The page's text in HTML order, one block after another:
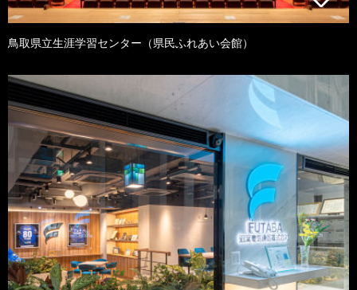
鳥取県立生涯学習センター（県民ふれあい会館）